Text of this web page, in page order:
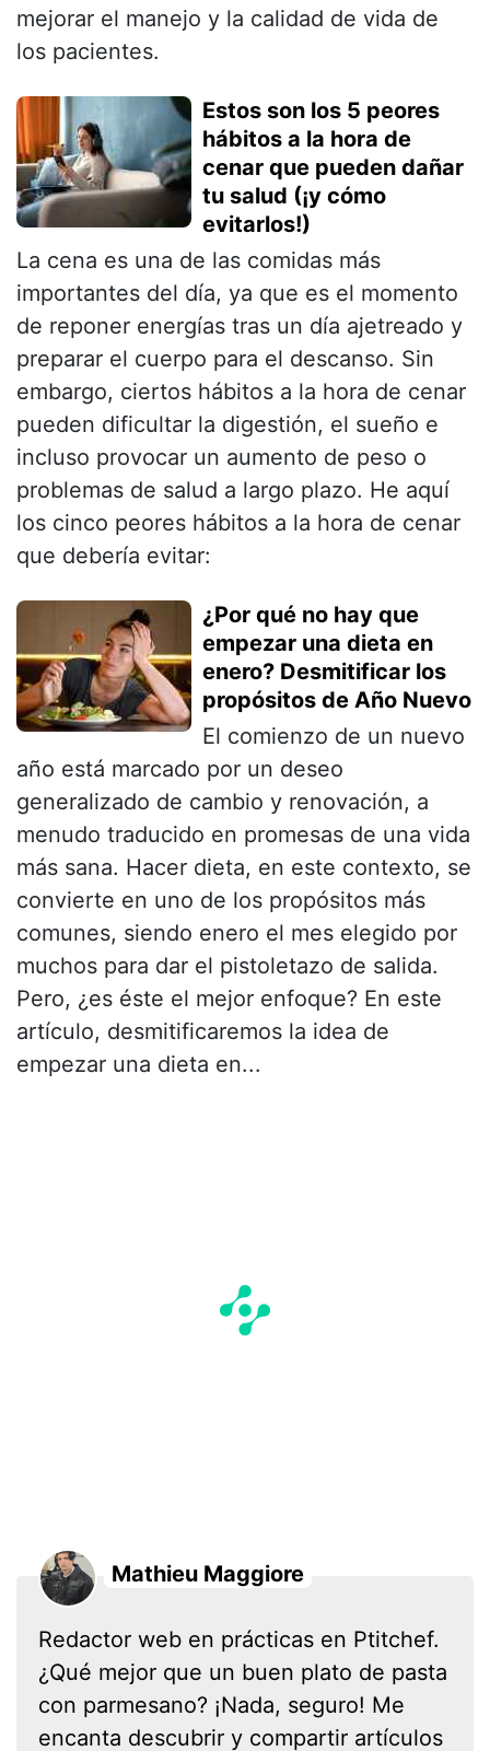
mejorar el manejo y la calidad de vida de
los pacientes.
Estos son los 5 peores
hábitos a la hora de
cenar que pueden dañar
tu salud (¡y cómo
evitarlos!)
La cena es una de las comidas más
importantes del día, ya que es el momento
de reponer energías tras un día ajetreado y
preparar el cuerpo para el descanso. Sin
embargo, ciertos hábitos a la hora de cenar
pueden dificultar la digestión, el sueño e
incluso provocar un aumento de peso o
problemas de salud a largo plazo. He aquí
los cinco peores hábitos a la hora de cenar
que debería evitar:
¿Por qué no hay que
empezar una dieta en
enero? Desmitificar los
propósitos de Año Nuevo
El comienzo de un nuevo
año está marcado por un deseo
generalizado de cambio y renovación, a
menudo traducido en promesas de una vida
más sana. Hacer dieta, en este contexto, se
convierte en uno de los propósitos más
comunes, siendo enero el mes elegido por
muchos para dar el pistoletazo de salida.
Pero, ¿es éste el mejor enfoque? En este
artículo, desmitificaremos la idea de
empezar una dieta en...
Mathieu Maggiore
Redactor web en prácticas en Ptitchef.
¿Qué mejor que un buen plato de pasta
con parmesano? ¡Nada, seguro! Me
encanta descubrir y compartir artículos